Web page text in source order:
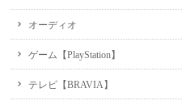
オーディオ
ゲーム【PlayStation】
テレビ【BRAVIA】